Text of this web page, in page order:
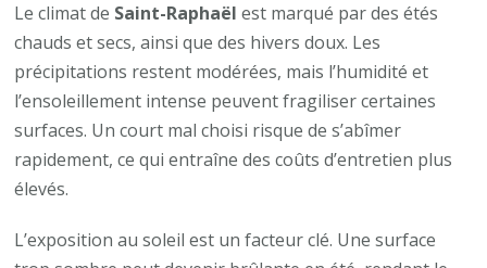
Le climat de Saint-Raphaël est marqué par des étés
chauds et secs, ainsi que des hivers doux. Les
précipitations restent modérées, mais l’humidité et
l’ensoleillement intense peuvent fragiliser certaines
surfaces. Un court mal choisi risque de s’abîmer
rapidement, ce qui entraîne des coûts d’entretien plus
élevés.
L’exposition au soleil est un facteur clé. Une surface